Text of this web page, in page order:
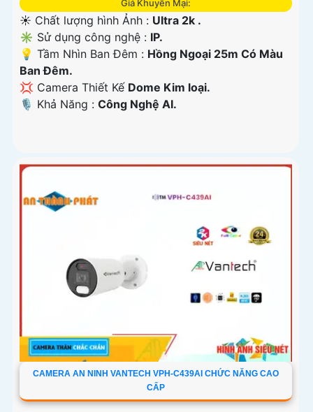
Giá Khuyến Mại:
☀️ Chất lượng hình Ảnh : Ultra 2k .
✳️ Sử dụng công nghệ : IP.
💡 Tầm Nhìn Ban Đêm : Hồng Ngoại 25m Có Màu
Ban Ðêm.
💢 Camera Thiết Kế Dome Kim loại.
️🎙 Khả Năng : Công Nghệ AI.
CAMERA AN NINH VANTECH VPH-C439AI CHỨC NĂNG CAO
CẤP